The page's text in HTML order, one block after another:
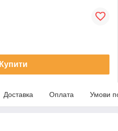
Купити
Доставка Оплата Умови